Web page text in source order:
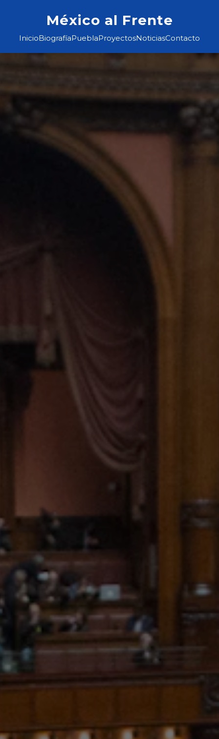
México al Frente
InicioBiografíaPueblaProyectosNoticiasContacto